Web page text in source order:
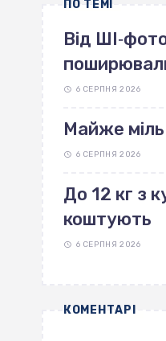
ПО ТЕМІ
Від
6 СЕРПНЯ 2026
Майже
6 СЕРПНЯ 2026
До 12 кг з
коштують
6 СЕРПНЯ 2026
КОМЕНТАРІ